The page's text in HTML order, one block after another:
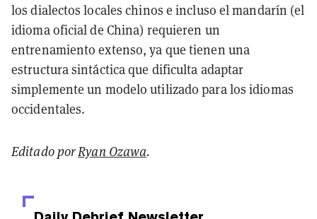
los dialectos locales chinos e incluso el mandarín (el
idioma oficial de China) requieren un
entrenamiento extenso, ya que tienen una
estructura sintáctica que dificulta adaptar
simplemente un modelo utilizado para los idiomas
occidentales.
Editado porRyan Ozawa.